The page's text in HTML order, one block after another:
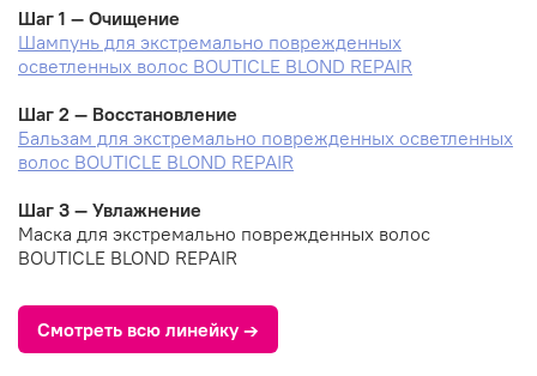
Шаг 1 — Очищение
Шампунь для экстремально поврежденных
осветленных волос BOUTICLE BLOND REPAIR
Шаг 2 — Восстановление
Бальзам для экстремально поврежденных осветленных
волос BOUTICLE BLOND REPAIR
Шаг 3 — Увлажнение
Маска для экстремально поврежденных волос
BOUTICLE BLOND REPAIR
Смотреть всю линейку →